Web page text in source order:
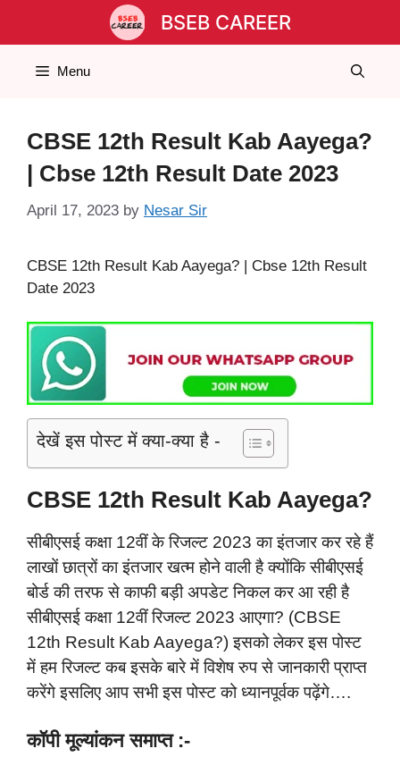
BSEB CAREER
Menu
CBSE 12th Result Kab Aayega?
| Cbse 12th Result Date 2023
April 17, 2023 by Nesar Sir
CBSE 12th Result Kab Aayega? | Cbse 12th Result
Date 2023
देखें इस पोस्ट में क्या-क्या है -
CBSE 12th Result Kab Aayega?
सीबीएसई कक्षा 12वीं के रिजल्ट 2023 का इंतजार कर रहे हैं
लाखों छात्रों का इंतजार खत्म होने वाली है क्योंकि सीबीएसई
बोर्ड की तरफ से काफी बड़ी अपडेट निकल कर आ रही है
सीबीएसई कक्षा 12वीं रिजल्ट 2023 आएगा? (CBSE
12th Result Kab Aayega?) इसको लेकर इस पोस्ट
में हम रिजल्ट कब इसके बारे में विशेष रुप से जानकारी प्राप्त
करेंगे इसलिए आप सभी इस पोस्ट को ध्यानपूर्वक पढ़ेंगे….
कॉपी मूल्यांकन समाप्त :-